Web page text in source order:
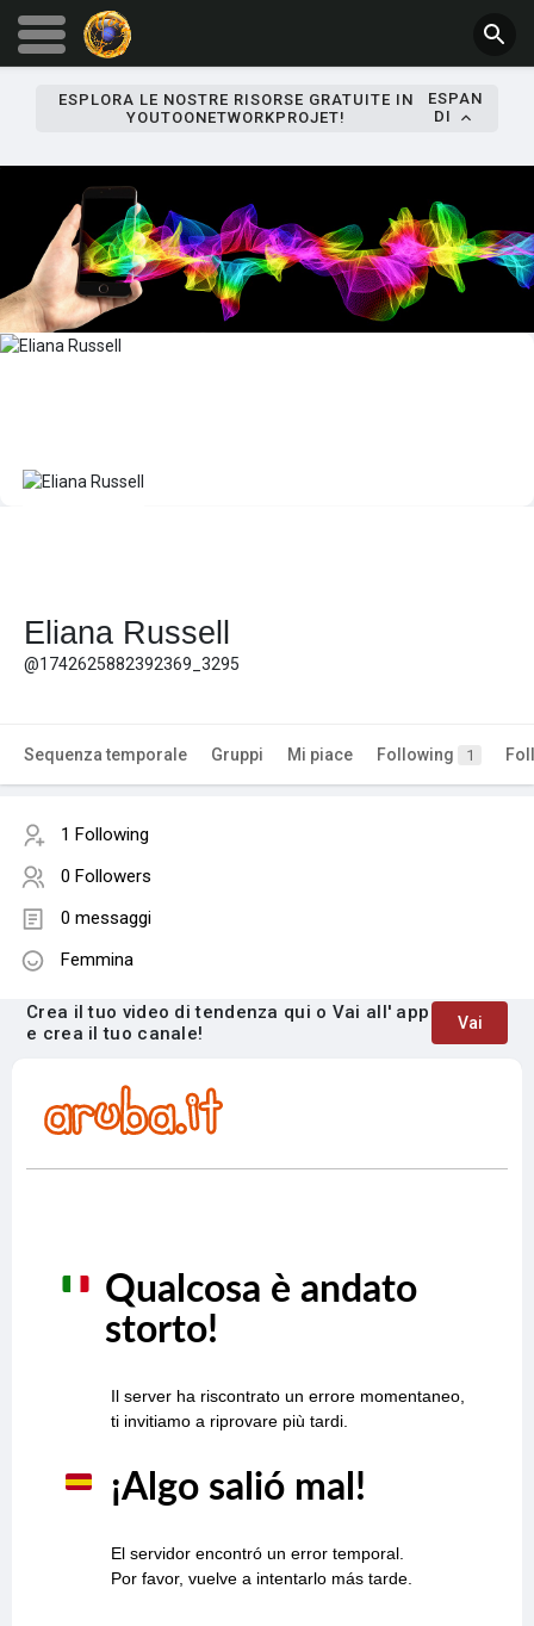
ESPLORA LE NOSTRE RISORSE GRATUITE IN
YOUTOONETWORKPROJET!
ESPAN
DI
Eliana Russell
@1742625882392369_3295
Sequenza temporale Gruppi Mi piace Following 1
1 Following
0 Followers
0 messaggi
Femmina
Crea il tuo video di tendenza qui o Vai all' app
e crea il tuo canale!
Vai